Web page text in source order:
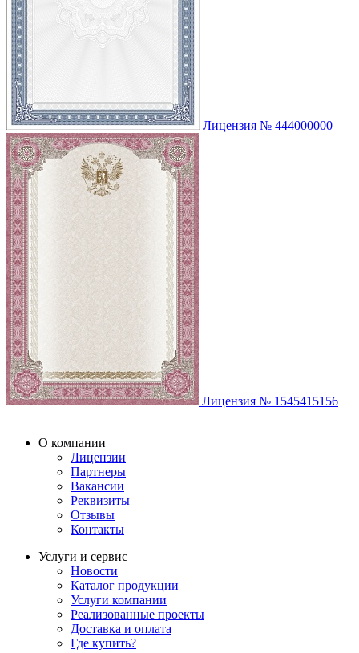
Лицензия № 444000000
Лицензия № 1545415156
О компании
Лицензии
Партнеры
Вакансии
Реквизиты
Отзывы
Контакты
Услуги и сервис
Новости
Каталог продукции
Услуги компании
Реализованные проекты
Доставка и оплата
Где купить?